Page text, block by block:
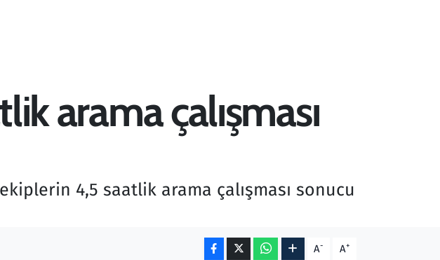
arama çalışması
4,5 saatlik arama çalışması sonucu
A- A+